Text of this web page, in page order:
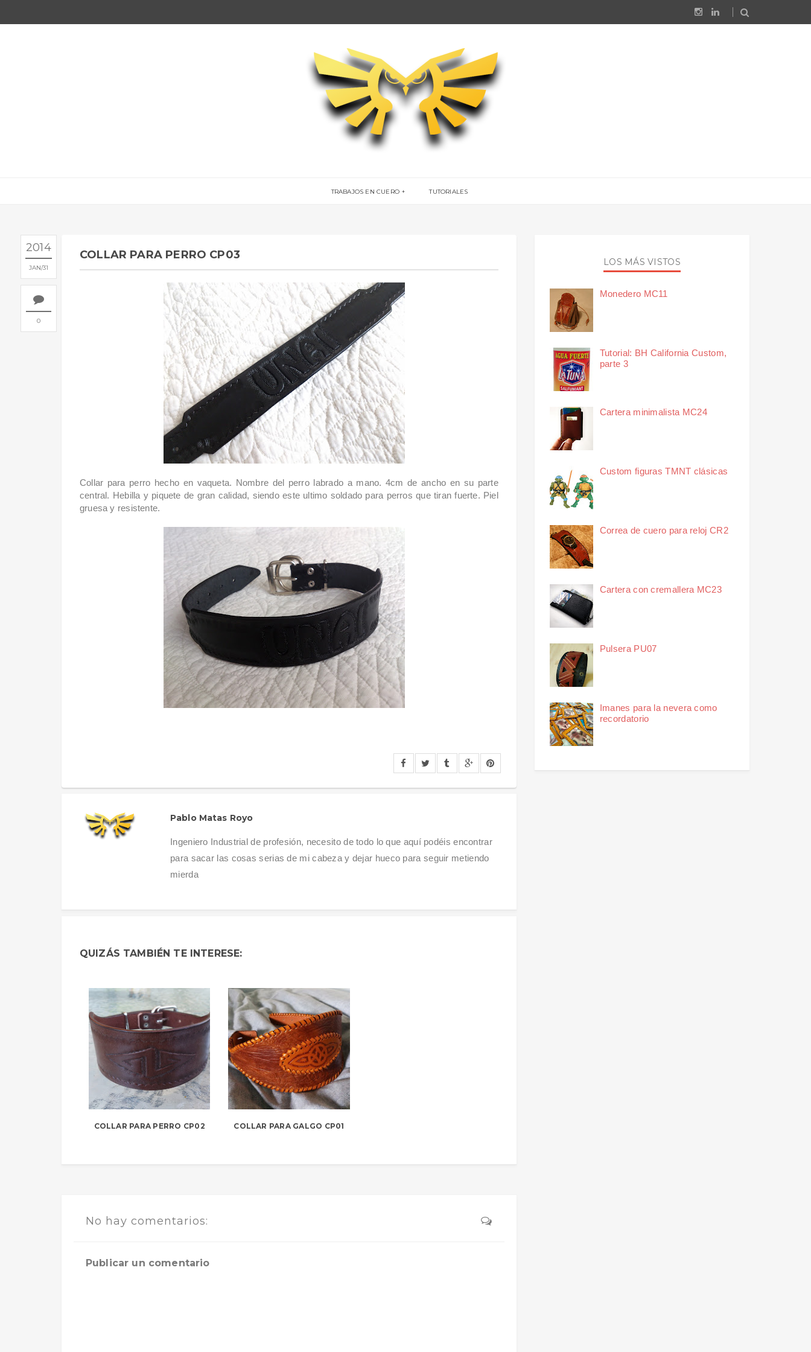
TRABAJOS EN CUERO TUTORIALES
2014
JAN 31
0
COLLAR PARA PERRO CP03
Collar para perro hecho en vaqueta. Nombre del perro labrado a mano. 4cm de ancho en su parte
central. Hebilla y piquete de gran calidad, siendo este ultimo soldado para perros que tiran fuerte. Piel
gruesa y resistente.
Pablo Matas Royo
Ingeniero Industrial de profesión, necesito de todo lo que aquí podéis encontrar
para sacar las cosas serias de mi cabeza y dejar hueco para seguir metiendo
mierda
QUIZÁS TAMBIÉN TE INTERESE:
COLLAR PARA PERRO CP02 COLLAR PARA GALGO CP01
No hay comentarios:
Publicar un comentario
LOS MÁS VISTOS
Monedero MC11
Tutorial: BH California Custom,
parte 3
Cartera minimalista MC24
Custom figuras TMNT clásicas
Correa de cuero para reloj CR2
Cartera con cremallera MC23
Pulsera PU07
Imanes para la nevera como
recordatorio